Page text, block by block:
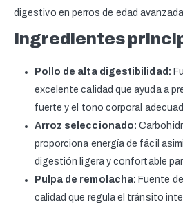
digestivo en perros de edad avanzada.
Ingredientes
Pollo de alta digestibilidad:
excelente calidad que ayuda a
fuerte y el tono corporal
Arroz seleccionado:
proporciona energía de fácil
digestión ligera y confortable
Pulpa de remolacha: Fuente
calidad que regula el tránsito